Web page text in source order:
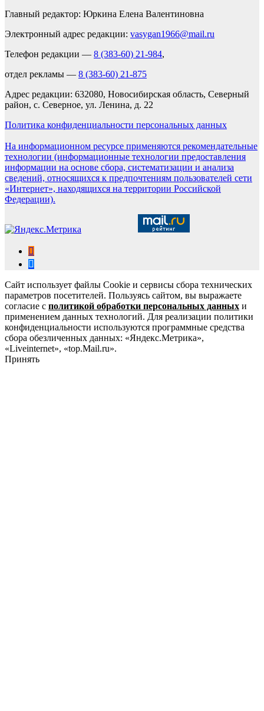
Главный редактор: Юркина Елена Валентиновна
Электронный адрес редакции: vasygan1966@mail.ru
Телефон редакции — 8 (383-60) 21-984,
отдел рекламы — 8 (383-60) 21-875
Адрес редакции: 632080, Новосибирская область, Северный
район, с. Северное, ул. Ленина, д. 22
Политика конфиденциальности персональных данных
На информационном ресурсе применяются рекомендательные
технологии (информационные технологии предоставления
информации на основе сбора, систематизации и анализа
сведений, относящихся к предпочтениям пользователей сети
«Интернет», находящихся на территории Российской
Федерации).
Сайт использует файлы Cookie и сервисы сбора технических
параметров посетителей. Пользуясь сайтом, вы выражаете
согласие с политикой обработки персональных данных и
применением данных технологий. Для реализации политики
конфиденциальности используются программные средства
сбора обезличенных данных: «Яндекс.Метрика»,
«Liveinternet», «top.Mail.ru».
Принять